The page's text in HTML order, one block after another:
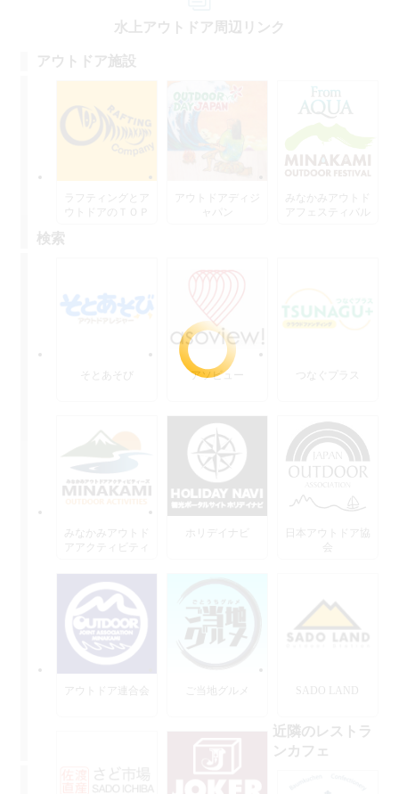
水上アウトドア周辺リンク
アウトドア施設
ラフティングとア
ウトドアのＴＯＰ
アウトドアディジ
みなかみアウトド
アフェスティバル
検索
そとあそび アソビュー つなぐプラス
みなかみアウトド
アアクティビティ
ホリデイナビ
日本アウトドア協
会
アウトドア連合会 ご当地グルメ SADO LAND
近隣のレストラ
ンカフェ